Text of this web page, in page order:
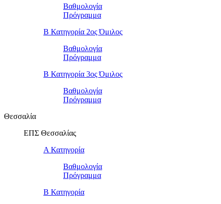
Βαθμολογία
Πρόγραμμα
Β Κατηγορία 2ος Όμιλος
Βαθμολογία
Πρόγραμμα
Β Κατηγορία 3ος Όμιλος
Βαθμολογία
Πρόγραμμα
Θεσσαλία
ΕΠΣ Θεσσαλίας
Α Κατηγορία
Βαθμολογία
Πρόγραμμα
Β Κατηγορία